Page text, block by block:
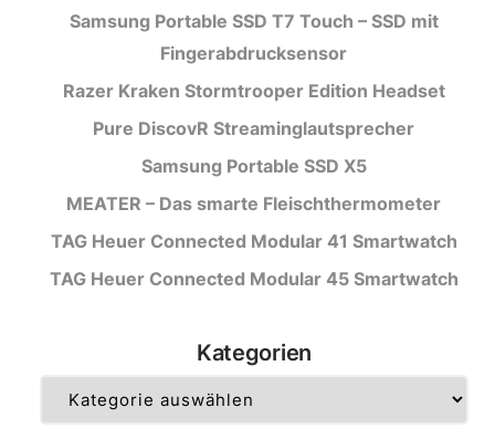
Samsung Portable SSD T7 Touch – SSD mit
Fingerabdrucksensor
Razer Kraken Stormtrooper Edition Headset
Pure DiscovR Streaminglautsprecher
Samsung Portable SSD X5
MEATER – Das smarte Fleischthermometer
TAG Heuer Connected Modular 41 Smartwatch
TAG Heuer Connected Modular 45 Smartwatch
Kategorien